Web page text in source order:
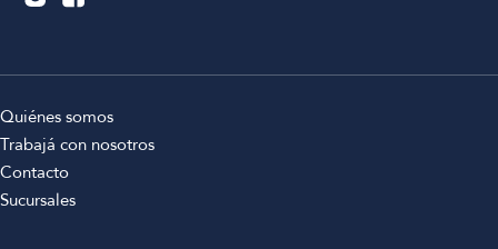
Quiénes somos
Trabajá con nosotros
Contacto
Sucursales